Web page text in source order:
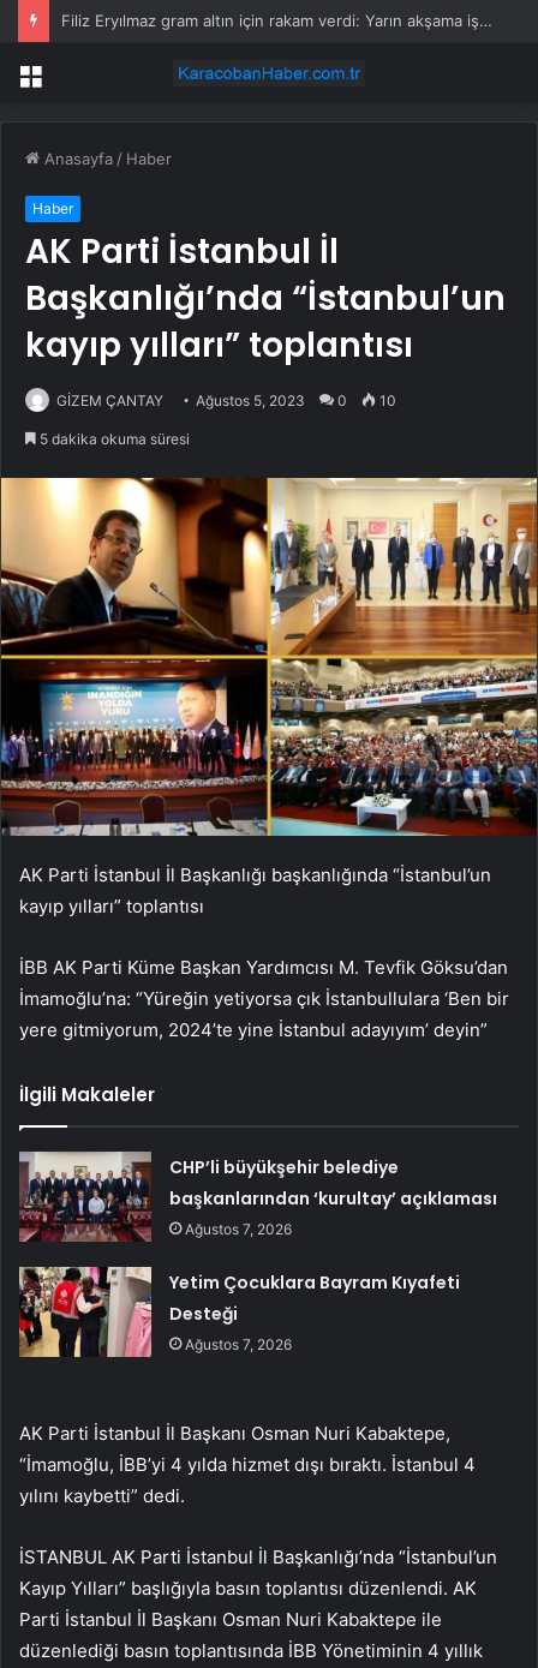
Filiz Eryılmaz gram altın için rakam verdi: Yarın akşama işaret etti
Menü
Anasayfa / Haber
Haber
AK Parti İstanbul İl
Başkanlığı’nda “İstanbul’un
kayıp yılları” toplantısı
GİZEM ÇANTAY Ağustos 5, 2023 0 10
5 dakika okuma süresi
AK Parti İstanbul İl Başkanlığı başkanlığında “İstanbul’un
kayıp yılları” toplantısı
İBB AK Parti Küme Başkan Yardımcısı M. Tevfik Göksu’dan
İmamoğlu’na: “Yüreğin yetiyorsa çık İstanbullulara ‘Ben bir
yere gitmiyorum, 2024’te yine İstanbul adayıyım’ deyin”
İlgili Makaleler
CHP’li büyükşehir belediye
başkanlarından ‘kurultay’ açıklaması
Ağustos 7, 2026
Yetim Çocuklara Bayram Kıyafeti
Desteği
Ağustos 7, 2026
AK Parti İstanbul İl Başkanı Osman Nuri Kabaktepe,
“İmamoğlu, İBB’yi 4 yılda hizmet dışı bıraktı. İstanbul 4
yılını kaybetti” dedi.
İSTANBUL AK Parti İstanbul İl Başkanlığı’nda “İstanbul’un
Kayıp Yılları” başlığıyla basın toplantısı düzenlendi. AK
Parti İstanbul İl Başkanı Osman Nuri Kabaktepe ile
düzenlediği basın toplantısında İBB Yönetiminin 4 yıllık